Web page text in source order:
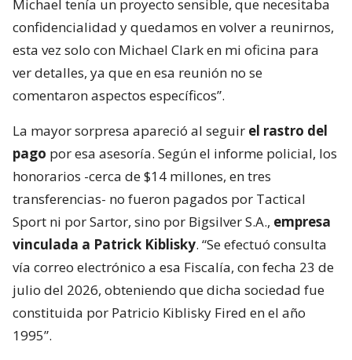
Michael tenía un proyecto sensible, que necesitaba
confidencialidad y quedamos en volver a reunirnos,
esta vez solo con Michael Clark en mi oficina para
ver detalles, ya que en esa reunión no se
comentaron aspectos específicos”.
La mayor sorpresa apareció al seguir el rastro del
pago por esa asesoría. Según el informe policial, los
honorarios -cerca de $14 millones, en tres
transferencias- no fueron pagados por Tactical
Sport ni por Sartor, sino por Bigsilver S.A., empresa
vinculada a Patrick Kiblisky. “Se efectuó consulta
vía correo electrónico a esa Fiscalía, con fecha 23 de
julio del 2026, obteniendo que dicha sociedad fue
constituida por Patricio Kiblisky Fired en el año
1995”.